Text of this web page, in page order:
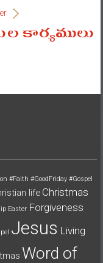
కార్యములు
#Faith #GoodFriday #Gospel
life Christmas
Easter Forgiveness
Jesus Living
Word of